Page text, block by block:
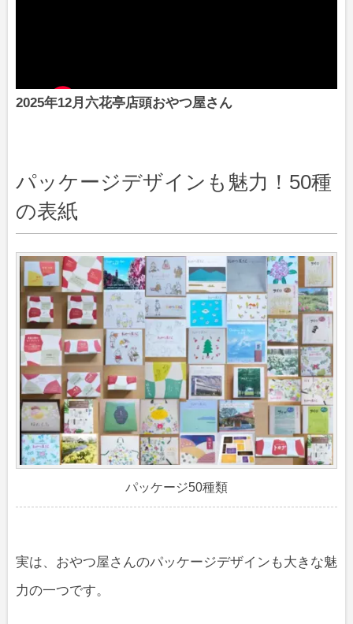
2025年12月六花亭店頭おやつ屋さん
パッケージデザインも魅力！50種
の表紙
パッケージ50種類
実は、おやつ屋さんのパッケージデザインも大きな魅
力の一つです。